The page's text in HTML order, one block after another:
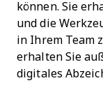
können. Sie
und die
in Ihrem Team
erhalten Sie
digitales